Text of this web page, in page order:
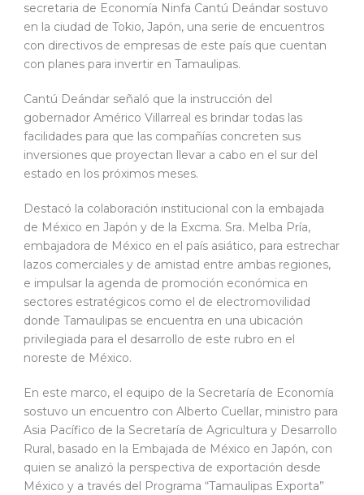
secretaria de Economía Ninfa Cantú Deándar sostuvo
en la ciudad de Tokio, Japón, una serie de encuentros
con directivos de empresas de este país que cuentan
con planes para invertir en Tamaulipas.
Cantú Deándar señaló que la instrucción del
gobernador Américo Villarreal es brindar todas las
facilidades para que las compañías concreten sus
inversiones que proyectan llevar a cabo en el sur del
estado en los próximos meses.
Destacó la colaboración institucional con la embajada
de México en Japón y de la Excma. Sra. Melba Pría,
embajadora de México en el país asiático, para estrechar
lazos comerciales y de amistad entre ambas regiones,
e impulsar la agenda de promoción económica en
sectores estratégicos como el de electromovilidad
donde Tamaulipas se encuentra en una ubicación
privilegiada para el desarrollo de este rubro en el
noreste de México.
En este marco, el equipo de la Secretaría de Economía
sostuvo un encuentro con Alberto Cuellar, ministro para
Asia Pacífico de la Secretaría de Agricultura y Desarrollo
Rural, basado en la Embajada de México en Japón, con
quien se analizó la perspectiva de exportación desde
México y a través del Programa “Tamaulipas Exporta”